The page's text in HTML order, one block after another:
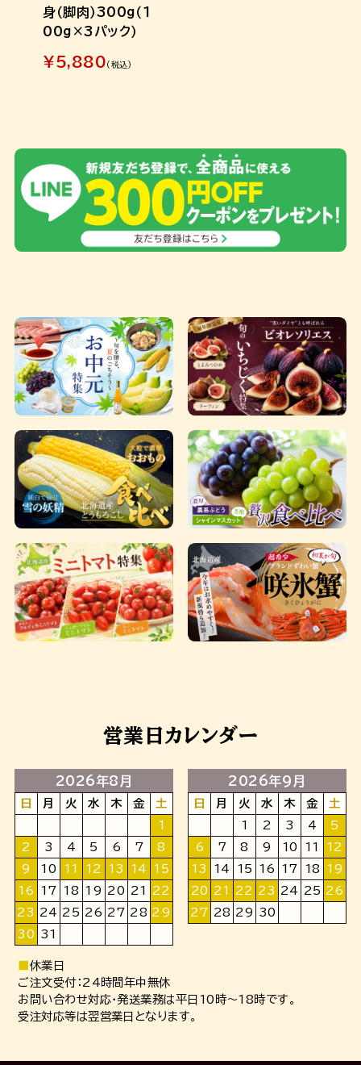
身（脚肉）300g（1
00g×3パック）
¥ 5,880 (税込)
営業日カレンダー
2026年8月
日 月 火 水 木 金
土
1
2
3 4 5 6 7
8
9
10 11 12 13 14
15
16
17 18 19 20 21
22
23 24 25 26 27 28 29
30 31
2026年9月
日 月 火 水 木 金
土
1
2 3 4
5
6
7 8 9 10 11
12
13
14 15 16 17 18
19
20 21 22 23 24 25 26
27 28 29 30
■休業日
ご注文受付：24時間年中無休
お問い合わせ対応・発送業務は平日10時～18時です。
受注対応等は翌営業日となります。